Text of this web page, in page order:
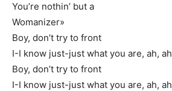
You’re nothin’ but a
Womanizer»
Boy, don’t try to front
I-I know just-just what you are, ah, ah
Boy, don’t try to front
I-I know just-just what you are, ah, ah